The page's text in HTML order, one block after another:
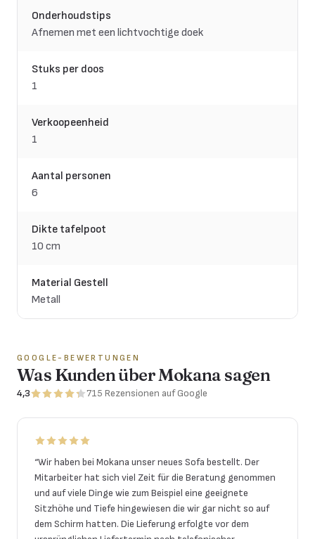
Onderhoudstips
Afnemen met een lichtvochtige doek
Stuks per doos
1
Verkoopeenheid
1
Aantal personen
6
Dikte tafelpoot
10 cm
Material Gestell
Metall
GOOGLE-BEWERTUNGEN
Was Kunden über Mokana sagen
4,3 715 Rezensionen auf Google
“Wir haben bei Mokana unser neues Sofa bestellt. Der
Mitarbeiter hat sich viel Zeit für die Beratung genommen
und auf viele Dinge wie zum Beispiel eine geeignete
Sitzhöhe und Tiefe hingewiesen die wir gar nicht so auf
dem Schirm hatten. Die Lieferung erfolgte vor dem